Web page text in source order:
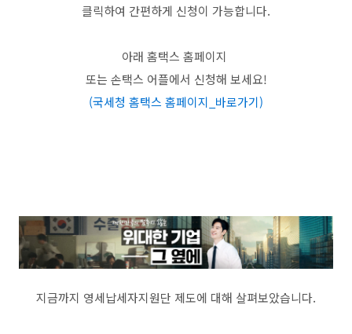
클릭하여 간편하게 신청이 가능합니다.
아래 홈택스 홈페이지
또는 손택스 어플에서 신청해 보세요!
(국세청 홈택스 홈페이지_바로가기)
지금까지 영세납세자지원단 제도에 대해 살펴보았습니다.